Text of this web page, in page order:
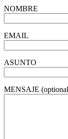
NOMBRE
EMAIL
ASUNTO
MENSAJE